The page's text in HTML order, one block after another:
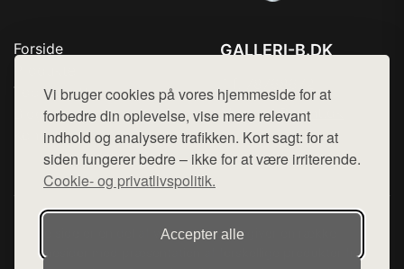
Vi bruger cookies på vores hjemmeside for at
forbedre din oplevelse, vise mere relevant
indhold og analysere trafikken. Kort sagt: for at
siden fungerer bedre – ikke for at være irriterende.
Cookie- og privatlivspolitik.
Accepter alle
Forside
Top Rabatter
Blog
Kontakt
GALLERI-B.DK
Mail: hej@want.dk
Cookie- og privatlivspolitik
Denne side er en del af want.dk, der udgiver en række
hjemmesider med præsentation af forskellige produkter fra